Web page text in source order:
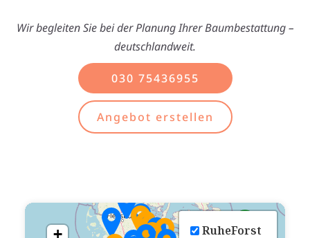
Wir begleiten Sie bei der Planung Ihrer Baumbestattung –
deutschlandweit.
030 75436955
Angebot erstellen
+ RuheForst